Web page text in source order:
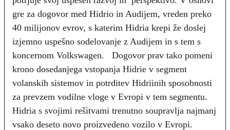
gre za dogovor med Hidrio in Audijem, vreden preko
40 milijonov evrov, s katerim Hidria krepi že doslej
izjemno uspešno sodelovanje z Audijem in s tem s
koncernom Volkswagen. Dogovor prav tako pomeni
krono dosedanjega vstopanja Hidrie v segment
volanskih sistemov in potrditev Hidriinih sposobnosti
za prevzem vodilne vloge v Evropi v tem segmentu.
Hidria s svojimi rešitvami trenutno soupravlja najmanj
vsako deseto novo proizvedeno vozilo v Evropi.